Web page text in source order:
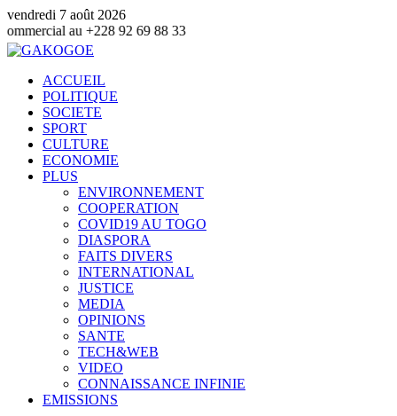
vendredi 7 août 2026
+228 92 69 88 33
ACCUEIL
POLITIQUE
SOCIETE
SPORT
CULTURE
ECONOMIE
PLUS
ENVIRONNEMENT
COOPERATION
COVID19 AU TOGO
DIASPORA
FAITS DIVERS
INTERNATIONAL
JUSTICE
MEDIA
OPINIONS
SANTE
TECH&WEB
VIDEO
CONNAISSANCE INFINIE
EMISSIONS